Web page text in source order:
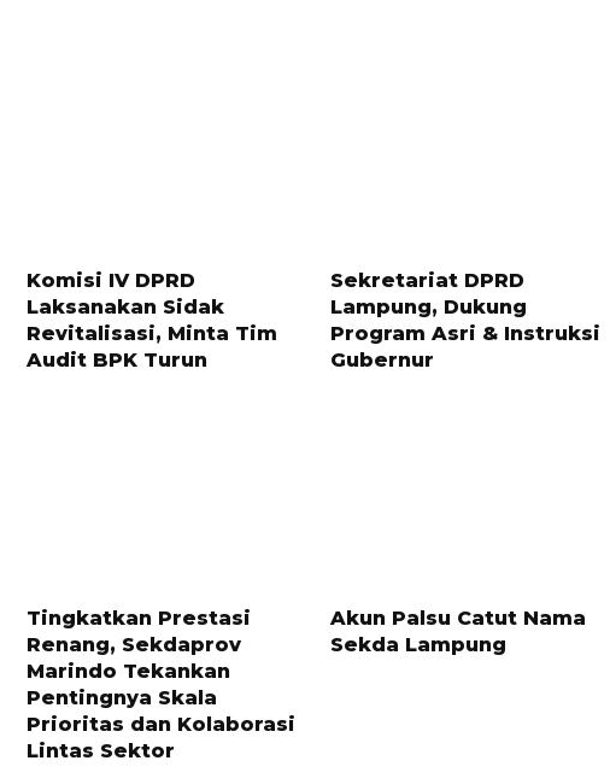
Komisi IV DPRD
Laksanakan Sidak
Revitalisasi, Minta Tim
Audit BPK Turun
Sekretariat DPRD
Lampung, Dukung
Program Asri & Instruksi
Gubernur
Tingkatkan Prestasi
Renang, Sekdaprov
Marindo Tekankan
Pentingnya Skala
Prioritas dan Kolaborasi
Lintas Sektor
Akun Palsu Catut Nama
Sekda Lampung